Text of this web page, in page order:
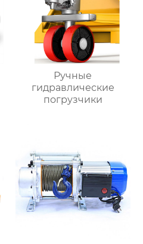
Ручные
гидравлические
погрузчики